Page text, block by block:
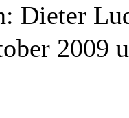
Dieter
2009